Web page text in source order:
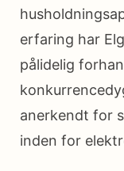
erfaring har
pålidelig
anerkendt for
inden for